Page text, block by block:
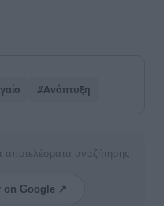
#Ανάπτυξη
αποτελέσματα αναζήτησης
on Google ↗